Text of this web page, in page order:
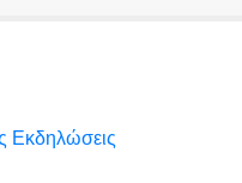
Eκδηλώσεις